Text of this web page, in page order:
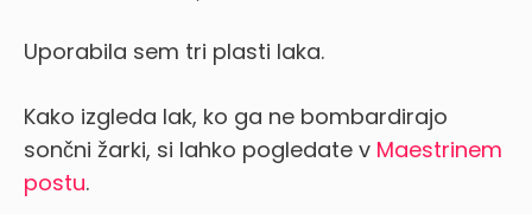
Uporabila sem tri plasti laka.
Kako izgleda lak, ko ga ne bombardirajo
sončni žarki, si lahko pogledate v Maestrinem
postu.